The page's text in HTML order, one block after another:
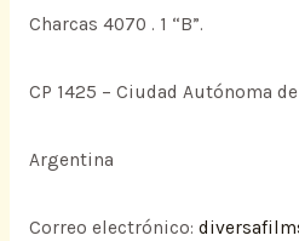
Charcas 4070 . 1 “B”.
CP 1425 – Ciudad Autónoma
Argentina
Correo electrónico: